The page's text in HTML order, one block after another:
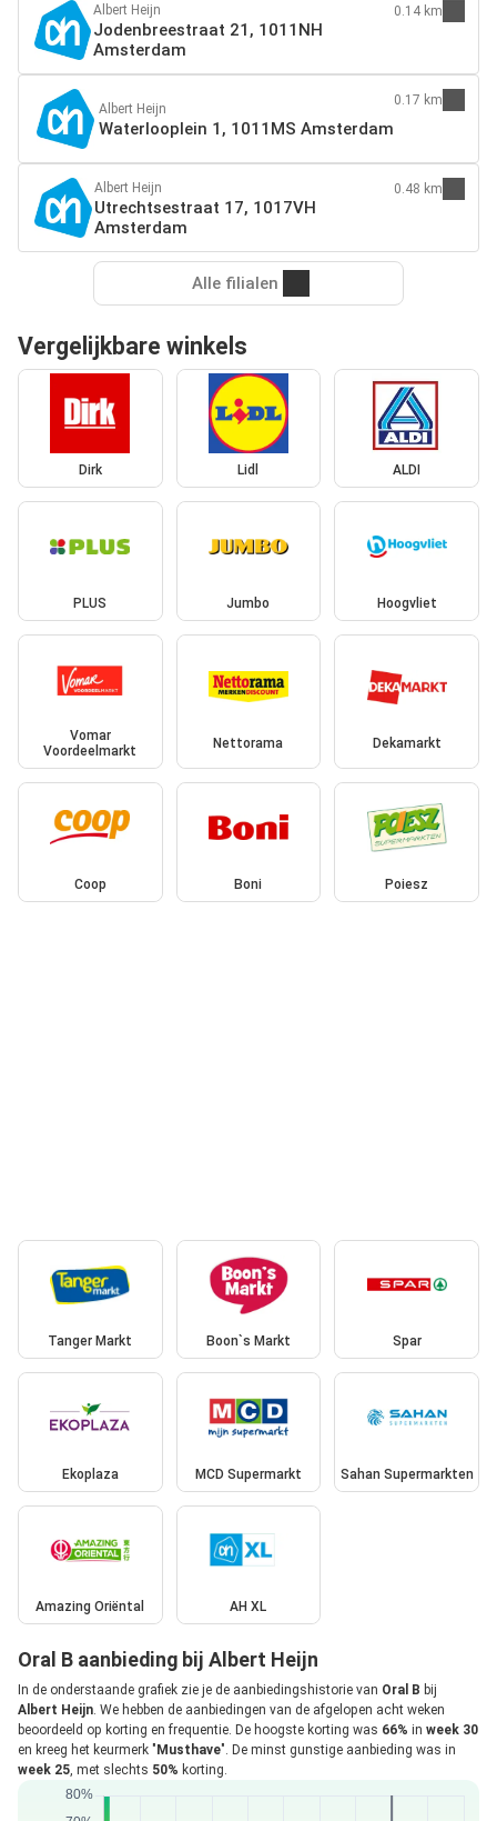
Albert Heijn
Jodenbreestraat 21, 1011NH
Amsterdam
0.14 km
Albert Heijn
Waterlooplein 1, 1011MS Amsterdam
0.17 km
Albert Heijn
Utrechtsestraat 17, 1017VH
Amsterdam
0.48 km
Alle filialen
Vergelijkbare winkels
Dirk Lidl ALDI
PLUS Jumbo Hoogvliet
Vomar
Voordeelmarkt
Nettorama Dekamarkt
Coop Boni Poiesz
Tanger Markt Boon`s Markt Spar
Ekoplaza MCD Supermarkt Sahan Supermarkten
Amazing Oriëntal AH XL
Oral B aanbieding bij Albert Heijn
In de onderstaande grafiek zie je de aanbiedingshistorie van Oral B bij
Albert Heijn. We hebben de aanbiedingen van de afgelopen acht weken
beoordeeld op korting en frequentie. De hoogste korting was 66% in week 30
en kreeg het keurmerk " Musthave". De minst gunstige aanbieding was in
week 25, met slechts 50% korting.